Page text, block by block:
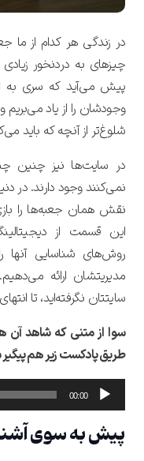
در زندگی هر کدام از ما
چیزهای به دردنخور
پیش می‌آید که سری به
وجودشان را از یاد می‌بریم و
شلوغ‌تر از آنچه که باید
در سایت‌ها نیز چنین
نمی‌کنند وجود دارند. در
نقش همان جعبه‌ها را
این قسمت از
روش‌های شناسایی آنها
مدیریتشان ارائه
سایتتان نگرفته‌اید، تا
سوا از متنی که شاهد آن
طریق پادکست زیر هم
پخش‌کننده
صوت
00:00
پیش به سوی